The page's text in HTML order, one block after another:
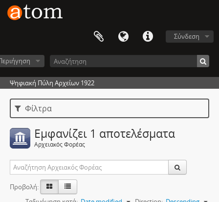
Σύνδεση
Ψηφιακή Πύλη Αρχείων 1922
Φίλτρα
Εμφανίζει 1 αποτελέσματα
Αρχειακός Φορέας
Προβολή: